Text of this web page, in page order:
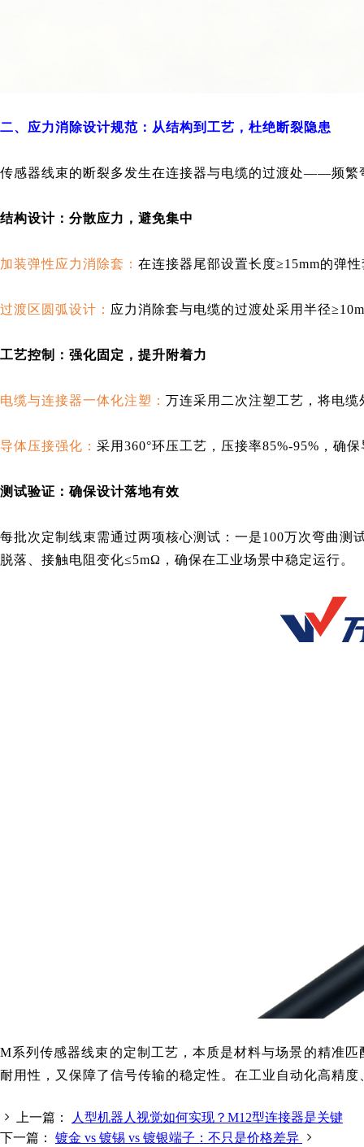
二、应力消除设计规范：从结构到工艺，杜绝断裂隐患
传感器线束的断裂多发生在连接器与电缆的过渡处——频繁
结构设计：分散应力，避免集中
加装弹性应力消除套： 在连接器尾部设置长度≥15mm的弹
过渡区圆弧设计： 应力消除套与电缆的过渡处采用半径
工艺控制：强化固定，提升附着力
电缆与连接器一体化注塑： 万连采用二次注塑工艺，将电
导体压接强化： 采用360°环压工艺，压接率85%-95%，确
测试验证：确保设计落地有效
每批次定制线束需通过两项核心测试：一是100万次弯曲测
脱落、接触电阻变化≤5mΩ，确保在工业场景中稳定运行。
M系列传感器线束的定制工艺，本质是材料与场景的精准
耐用性，又保障了信号传输的稳定性。在工业自动化高精
上一篇：
人型机器人视觉如何实现？M12型连接器是关键
下一篇： 镀金 vs 镀锡 vs 镀银端子：不只是价格差异